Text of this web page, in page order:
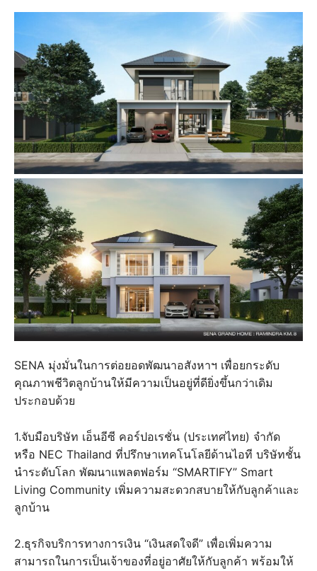
SENA มุ่งมั่นในการต่อยอดพัฒนาอสังหาฯ เพื่อยกระดับ
คุณภาพชีวิตลูกบ้านให้มีความเป็นอยู่ที่ดียิ่งขึ้นกว่าเดิม
ประกอบด้วย
1.จับมือบริษัท เอ็นอีซี คอร์ปอเรชั่น (ประเทศไทย) จำกัด
หรือ NEC Thailand ที่ปรึกษาเทคโนโลยีด้านไอที บริษัทชั้น
นำระดับโลก พัฒนาแพลตฟอร์ม “SMARTIFY” Smart
Living Community เพิ่มความสะดวกสบายให้กับลูกค้าและ
ลูกบ้าน
2.ธุรกิจบริการทางการเงิน “เงินสดใจดี” เพื่อเพิ่มความ
สามารถในการเป็นเจ้าของที่อยู่อาศัยให้กับลูกค้า พร้อมให้